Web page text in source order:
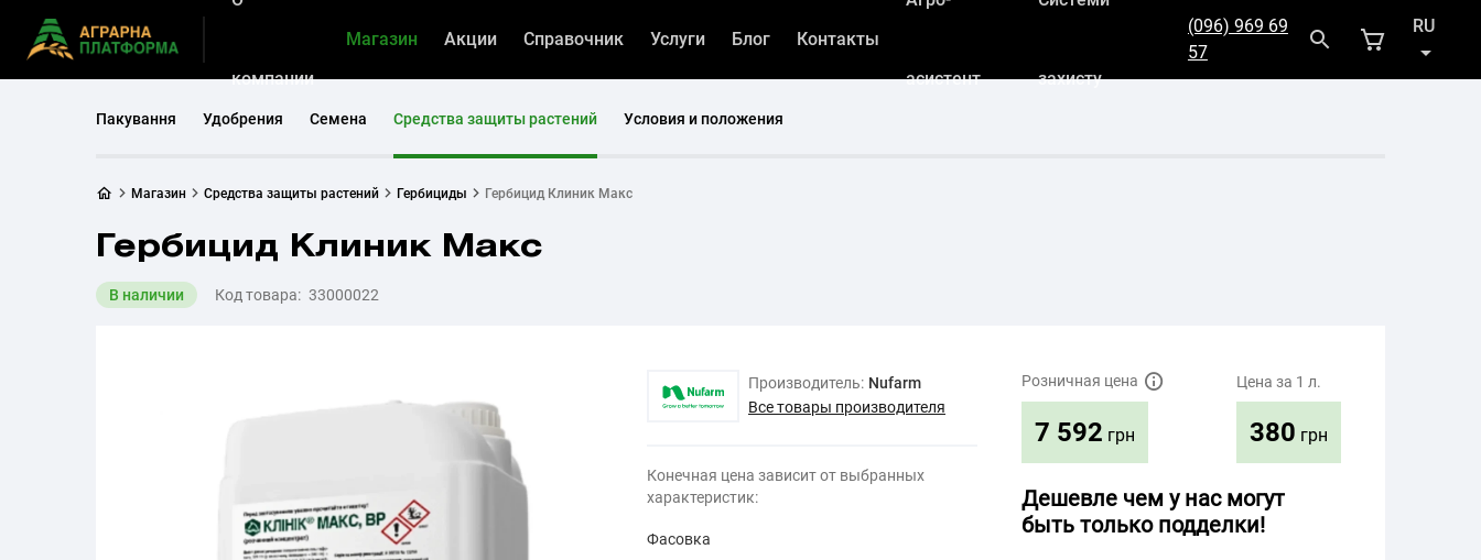
компании
Магазин Акции Справочник Услуги Блог Контакты
асистент захисту
(096) 969 69
57
RU
UK
Пакування Удобрения Семена Средства защиты растений Условия и положения
Магазин Средства защиты растений Гербициды Гербицид Клиник Макс
Гербицид Клиник Макс
В наличии Код товара: 33000022
Производитель: Nufarm
Все товары производителя
Конечная цена зависит от выбранных
характеристик:
Фасовка
Розничная цена
7 592 грн
Цена за 1 л.
380 грн
Дешевле чем у нас могут
быть только подделки!